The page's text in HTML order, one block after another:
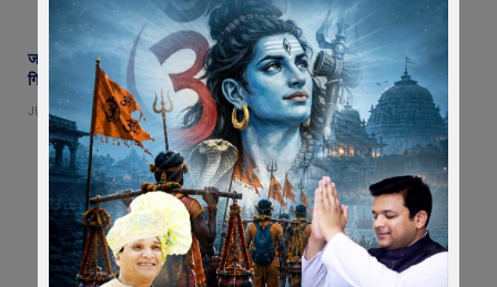
जावरा में लोकायुक्त का बड़ा ट्रैप : रिटायर शिक्षक से 10 हजार की रिश्वत लेते बाबू
गिरफ्तार
JUNE 9, 2026